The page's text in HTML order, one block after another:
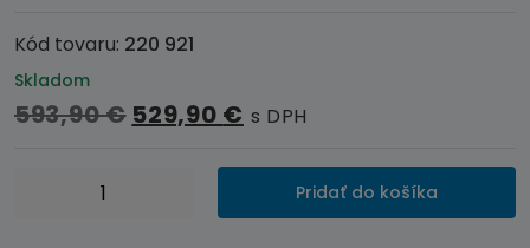
Kód tovaru: 220 921
Skladom
593,90€ Pôvodná
cena
529,90 € Aktuálna
cena
je:
529,90 €.
s DPH
množstvo
Pridať do košíka